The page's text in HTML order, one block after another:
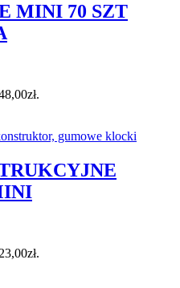
MINI 70 SZT
zł.
23,00zł.